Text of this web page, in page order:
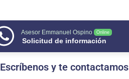
Asesor Emmanuel Ospino Online
Solicitud de información
Escríbenos y te contactamos